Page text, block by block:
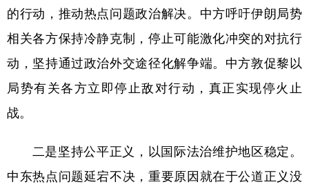
陕西 甘肃 青海 宁夏
新疆 内蒙古 黑龙江
多语种频道
Русский язык 日本語 한국어
Deutsch Português
的行动，推动热点问题政治解决。中方呼吁伊朗局势
相关各方保持冷静克制，停止可能激化冲突的对抗行
动，坚持通过政治外交途径化解争端。中方敦促黎以
局势有关各方立即停止敌对行动，真正实现停火止
战。
二是坚持公平正义，以国际法治维护地区稳定。
中东热点问题延宕不决，重要原因就在于公道正义没